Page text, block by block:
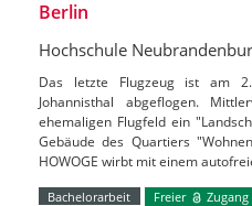
Berlin
Hochschule
Das letzte Flugzeug ist am
Johannisthal abgeflogen.
ehemaligen Flugfeld ein
Gebäude des Quartiers
HOWOGE wirbt mit einem
Bachelorarbeit Freier Zugang